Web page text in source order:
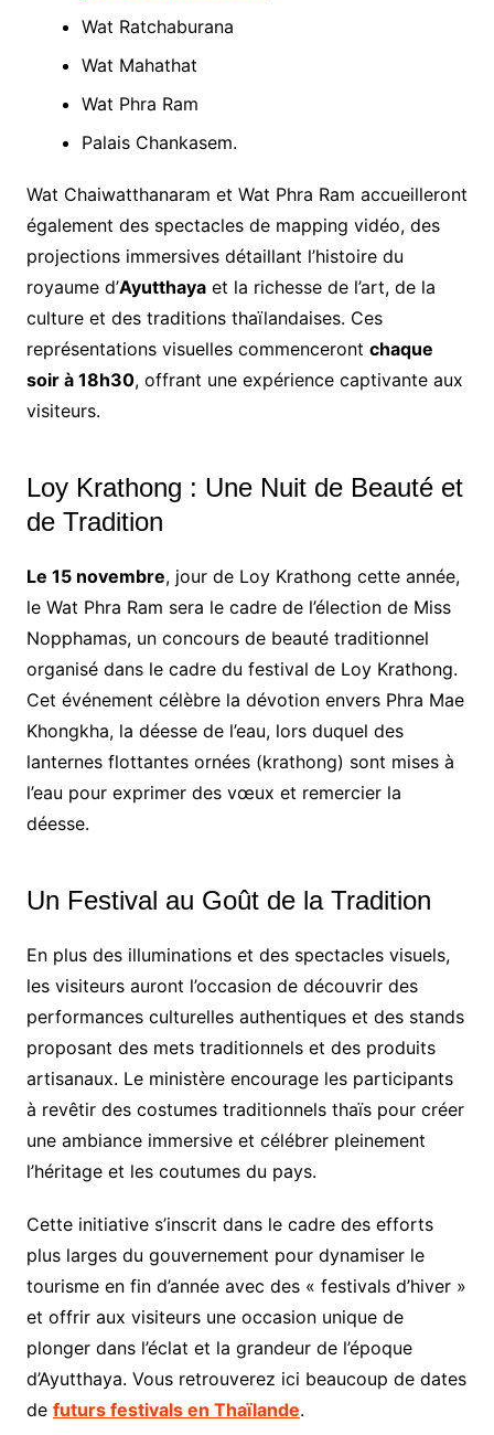
Wat Ratchaburana
Wat Mahathat
Wat Phra Ram
Palais Chankasem.
Wat Chaiwatthanaram et Wat Phra Ram accueilleront
également des spectacles de mapping vidéo, des
projections immersives détaillant l’histoire du
royaume d’Ayutthayaet la richesse de l’art, de la
culture et des traditions thaïlandaises. Ces
représentations visuelles commenceront chaque
soir à 18h30, offrant une expérience captivante aux
visiteurs.
Loy Krathong : Une Nuit de Beauté et
de Tradition
Le 15 novembre, jour de Loy Krathong cette année,
le Wat Phra Ram sera le cadre de l’élection de Miss
Nopphamas, un concours de beauté traditionnel
organisé dans le cadre du festival de Loy Krathong.
Cet événement célèbre la dévotion envers Phra Mae
Khongkha, la déesse de l’eau, lors duquel des
lanternes flottantes ornées (krathong) sont mises à
l’eau pour exprimer des vœux et remercier la
déesse.
Un Festival au Goût de la Tradition
En plus des illuminations et des spectacles visuels,
les visiteurs auront l’occasion de découvrir des
performances culturelles authentiques et des stands
proposant des mets traditionnels et des produits
artisanaux. Le ministère encourage les participants
à revêtir des costumes traditionnels thaïs pour créer
une ambiance immersive et célébrer pleinement
l’héritage et les coutumes du pays.
Cette initiative s’inscrit dans le cadre des efforts
plus larges du gouvernement pour dynamiser le
tourisme en fin d’année avec des « festivals d’hiver »
et offrir aux visiteurs une occasion unique de
plonger dans l’éclat et la grandeur de l’époque
d’Ayutthaya. Vous retrouverez ici beaucoup de dates
de futurs festivals en Thaïlande.